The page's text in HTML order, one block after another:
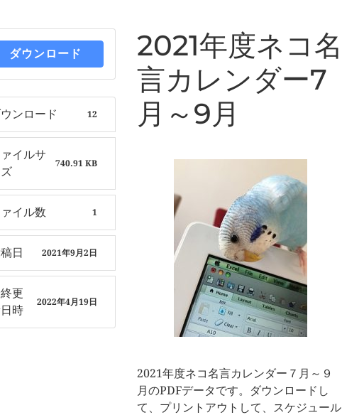
ダウンロード
ンロード 12
イルサ
740.91 KB
イル数 1
日 2021年9月2日
更
時
2022年4月19日
2021年度ネコ名
言カレンダー7
月～9月
2021年度ネコ名言カレンダー７月～９
月のPDFデータです。ダウンロードし
て、プリントアウトして、スケジュール